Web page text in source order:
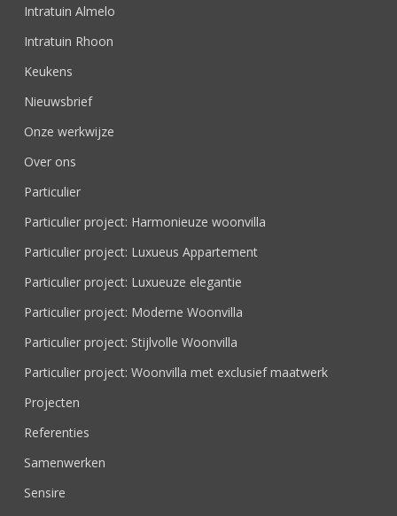
Intratuin Almelo
Intratuin Rhoon
Keukens
Nieuwsbrief
Onze werkwijze
Over ons
Particulier
Particulier project: Harmonieuze woonvilla
Particulier project: Luxueus Appartement
Particulier project: Luxueuze elegantie
Particulier project: Moderne Woonvilla
Particulier project: Stijlvolle Woonvilla
Particulier project: Woonvilla met exclusief maatwerk
Projecten
Referenties
Samenwerken
Sensire